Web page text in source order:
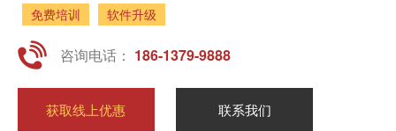
免费培训
软件升级
咨询电话： 186-1379-9888
获取线上优惠 联系我们